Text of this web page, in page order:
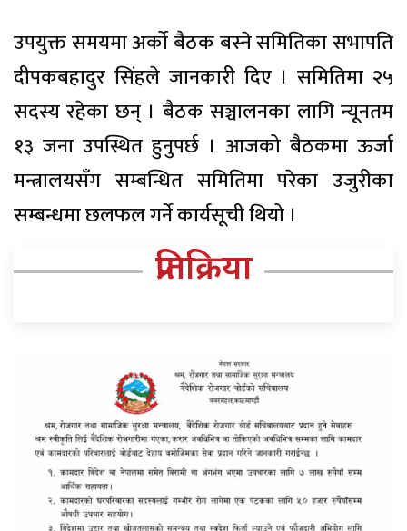
उपयुक्त समयमा अर्को बैठक बस्ने समितिका सभापति
दीपकबहादुर सिंहले जानकारी दिए । समितिमा २५
सदस्य रहेका छन् । बैठक सञ्चालनका लागि न्यूनतम
१३ जना उपस्थित हुनुपर्छ । आजको बैठकमा ऊर्जा
मन्त्रालयसँग सम्बन्धित समितिमा परेका उजुरीका
सम्बन्धमा छलफल गर्ने कार्यसूची थियो ।
प्रतिक्रिया